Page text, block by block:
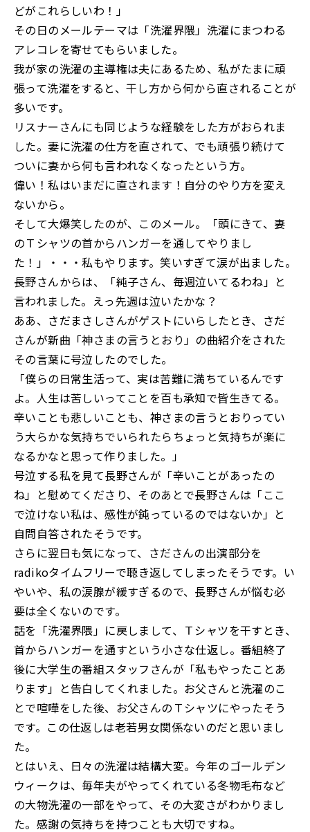
どがこれらしいわ！」
その日のメールテーマは「洗濯界隈」洗濯にまつわる
アレコレを寄せてもらいました。
我が家の洗濯の主導権は夫にあるため、私がたまに頑
張って洗濯をすると、干し方から何から直されることが
多いです。
リスナーさんにも同じような経験をした方がおられま
した。妻に洗濯の仕方を直されて、でも頑張り続けて
ついに妻から何も言われなくなったという方。
偉い！私はいまだに直されます！自分のやり方を変え
ないから。
そして大爆笑したのが、このメール。「頭にきて、妻
のＴシャツの首からハンガーを通してやりまし
た！」・・・私もやります。笑いすぎて涙が出ました。
長野さんからは、「純子さん、毎週泣いてるわね」と
言われました。えっ先週は泣いたかな？
ああ、さだまさしさんがゲストにいらしたとき、さだ
さんが新曲「神さまの言うとおり」の曲紹介をされた
その言葉に号泣したのでした。
「僕らの日常生活って、実は苦難に満ちているんです
よ。人生は苦しいってことを百も承知で皆生きてる。
辛いことも悲しいことも、神さまの言うとおりってい
う大らかな気持ちでいられたらちょっと気持ちが楽に
なるかなと思って作りました。」
号泣する私を見て長野さんが「辛いことがあったの
ね」と慰めてくださり、そのあとで長野さんは「ここ
で泣けない私は、感性が鈍っているのではないか」と
自問自答されたそうです。
さらに翌日も気になって、さださんの出演部分を
radikoタイムフリーで聴き返してしまったそうです。い
やいや、私の涙腺が緩すぎるので、長野さんが悩む必
要は全くないのです。
話を「洗濯界隈」に戻しまして、Ｔシャツを干すとき、
首からハンガーを通すという小さな仕返し。番組終了
後に大学生の番組スタッフさんが「私もやったことあ
ります」と告白してくれました。お父さんと洗濯のこ
とで喧嘩をした後、お父さんのＴシャツにやったそう
です。この仕返しは老若男女関係ないのだと思いまし
た。
とはいえ、日々の洗濯は結構大変。今年のゴールデン
ウィークは、毎年夫がやってくれている冬物毛布など
の大物洗濯の一部をやって、その大変さがわかりまし
た。感謝の気持ちを持つことも大切ですね。